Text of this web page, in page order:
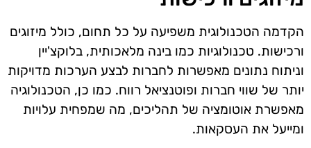
הקדמה הטכנולוגית משפיעה על כל תחום, כולל מיזוגים
ורכישות. טכנולוגיות כמו בינה מלאכותית, בלוקצ'יין
וניתוח נתונים מאפשרות לחברות לבצע הערכות מדויקות
יותר של שווי חברות ופוטנציאל רווח. כמו כן, הטכנולוגיה
מאפשרת אוטומציה של תהליכים, מה שמפחית עלויות
ומייעל את העסקאות.